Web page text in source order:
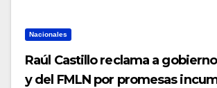
Nacionales
Raúl Castillo reclama a
y del FMLN por promesas